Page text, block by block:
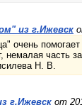
из г.Ижевск
очень
немалая часть
Н. В.
г.Ижевск от